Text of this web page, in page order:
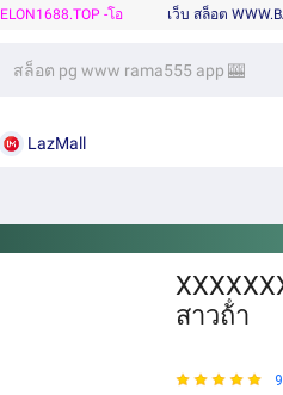
ELON1688.TOP -โอ เว็บ สล็อต
LazMall
สาวถ้ํา